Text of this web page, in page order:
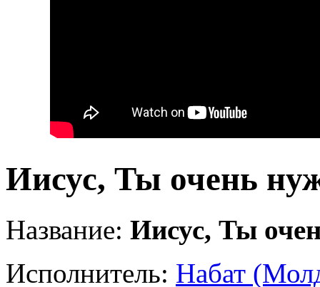
Иисус, Ты очень
Название: Иисус, Ты
Исполнитель: Набат